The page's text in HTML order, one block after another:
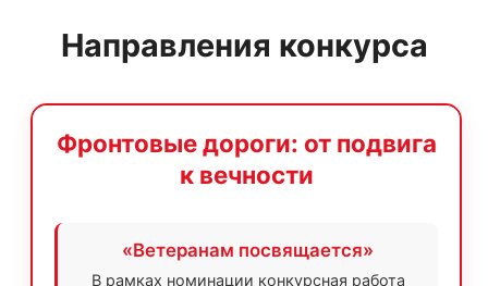
Направления конкурса
Фронтовые дороги: от подвига
к вечности
«Ветеранам посвящается»
В рамках номинации конкурсная работа